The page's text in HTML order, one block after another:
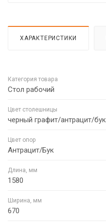
ХАРАКТЕРИСТИКИ
Категория товара
Стол рабочий
Цвет столешницы
черный графит/антрацит/бук
Цвет опор
Антрацит/Бук
Длина, мм
1580
Ширина, мм
670